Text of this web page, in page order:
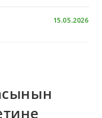
15.05.2026